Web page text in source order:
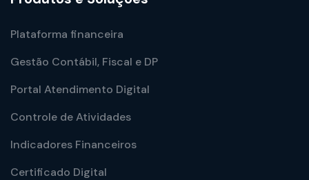
Plataforma financeira
Gestão Contábil, Fiscal e DP
Portal Atendimento Digital
Controle de Atividades
Indicadores Financeiros
Certificado Digital